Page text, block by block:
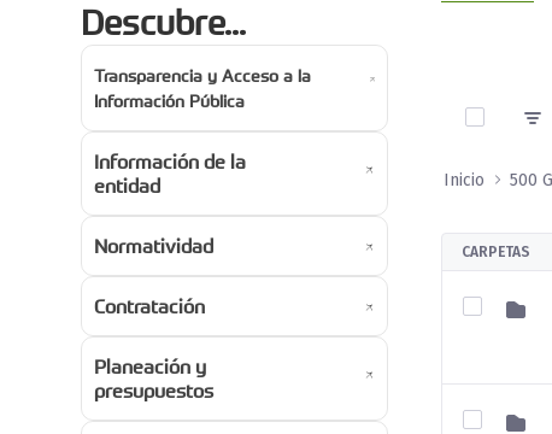
Descubre...
Transparencia y Acceso a la
Información Pública
Información de la
entidad
Normatividad
Contratación
Planeación y
presupuestos
Inicio
CARPETAS